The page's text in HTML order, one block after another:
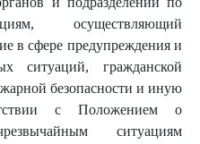
осуществляющий
в сфере предупреждения и
ситуаций, гражданской
безопасности и иную
с Положением о
ситуациям